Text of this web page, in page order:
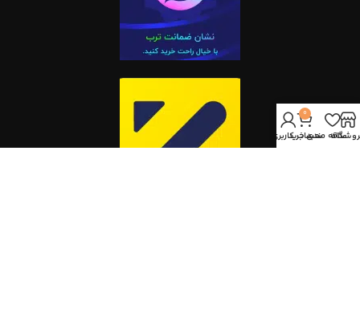
علاقه مندی
0
سبد خرید
حساب کاربری من